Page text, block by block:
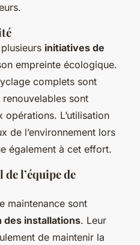
initiatives de
empreinte écologique.
complets sont
sont
L’utilisation
de l’environnement lors
également à cet effort.
l’équipe de
maintenance sont
des installations. Leur
de maintenir la